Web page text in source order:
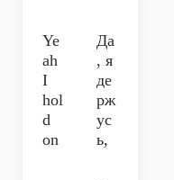
Ye
ah
I
hol
d
on
Да
, я
де
рж
ус
ь,